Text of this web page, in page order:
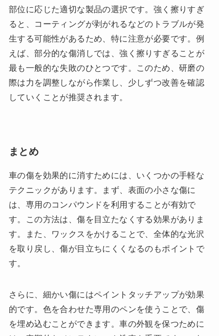
部位に応じた適切な製品の選択です。強く擦りすぎ
ると、コーティングが剥がれるなどのトラブルが発
生する可能性があるため、特に注意が必要です。例
えば、部分的な傷消しでは、強く擦りすぎることが
最も一般的な失敗のひとつです。このため、研磨の
際は力を調整しながら作業し、少しずつ改善を確認
していくことが推奨されます。
まとめ
車の傷を効果的に消すためには、いくつかの手軽な
テクニックがあります。まず、表面の小さな傷に
は、専用のコンパウンドを利用することが有効で
す。この方法は、傷を目立たなくする効果がありま
す。また、ワックスをかけることで、全体的な光沢
を取り戻し、傷が目立ちにくくなるのもポイントで
す。
さらに、細かい傷にはペイントタッチアップが効果
的です。色を合わせた専用のペンを使うことで、傷
を埋め込むことができます。車の外観を保つために